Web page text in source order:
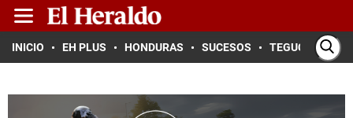
INICIO EH PLUS HONDURAS SUCESOS TEGUCIGALPA